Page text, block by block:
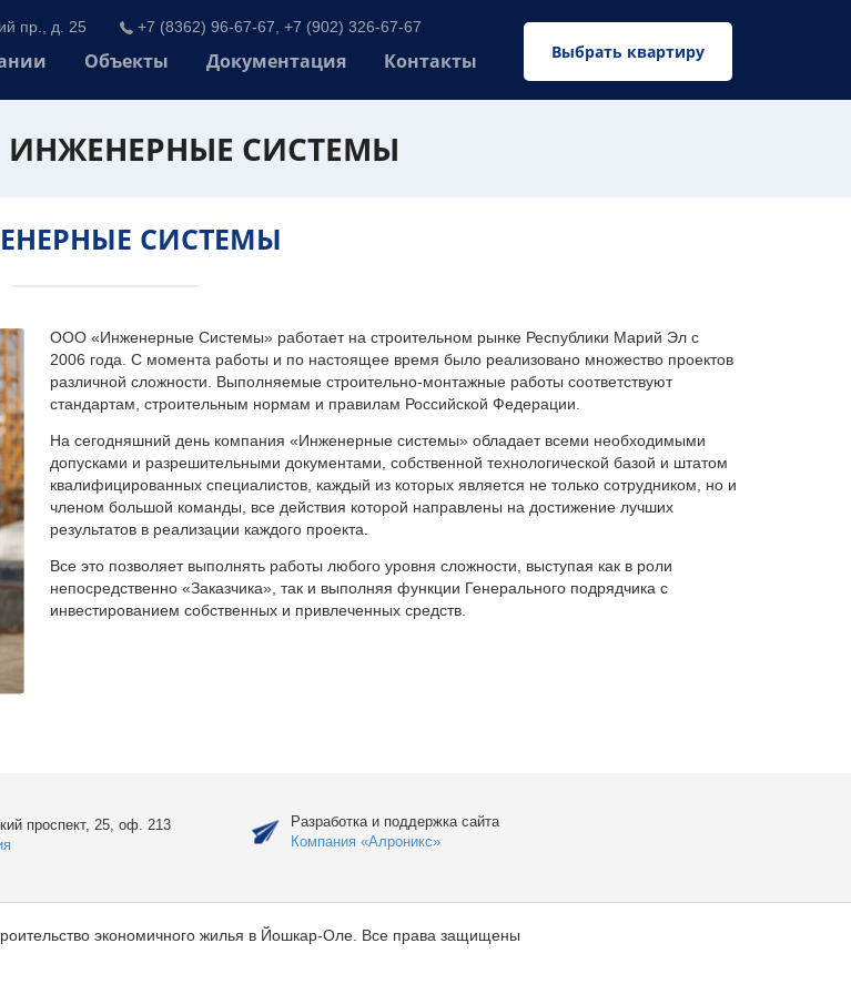
Выбрать квартиру
пр., д. 25 +7 (8362) 96-67-67, +7 (902) 326-67-67
Объекты Документация Контакты
СИСТЕМЫ
СИСТЕМЫ
ООО «Инженерные Системы» работает на строительном рынке Республики Марий Эл с
2006 года. С момента работы и по настоящее время было реализовано множество проектов
различной сложности. Выполняемые строительно-монтажные работы соответствуют
стандартам, строительным нормам и правилам Российской Федерации.
На сегодняшний день компания «Инженерные системы» обладает всеми необходимыми
допусками и разрешительными документами, собственной технологической базой и штатом
квалифицированных специалистов, каждый из которых является не только сотрудником, но и
членом большой команды, все действия которой направлены на достижение лучших
результатов в реализации каждого проекта.
Все это позволяет выполнять работы любого уровня сложности, выступая как в роли
непосредственно «Заказчика», так и выполняя функции Генерального подрядчика с
инвестированием собственных и привлеченных средств.
проспект, 25, оф. 213
Разработка и поддержка сайта
Компания «Алроникс»
экономичного жилья в Йошкар-Оле. Все права защищены